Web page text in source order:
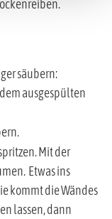
säubern:
ausgespülten
Mit der
Etwas ins
kommt die Wändes
lassen, dann